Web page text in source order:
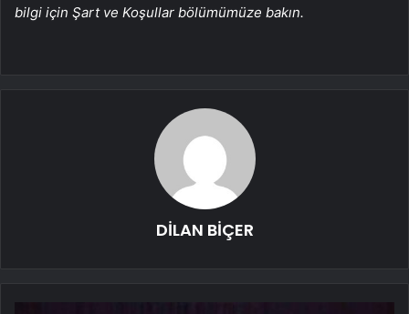
bilgi için Şart ve Koşullar bölümümüze bakın.
DİLAN BİÇER